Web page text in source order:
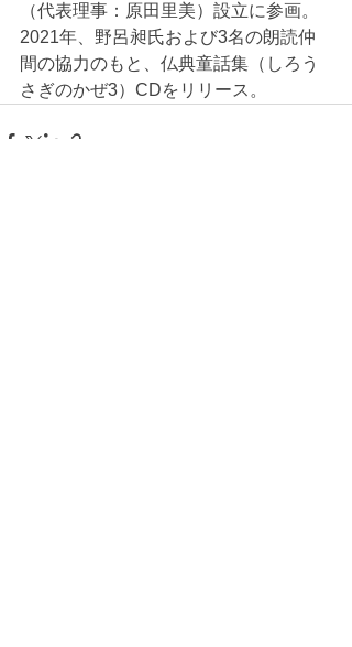
（代表理事：原田里美）設立に参画。
2021年、野呂昶氏および3名の朗読仲
間の協力のもと、仏典童話集（しろう
さぎのかぜ3）CDをリリース。